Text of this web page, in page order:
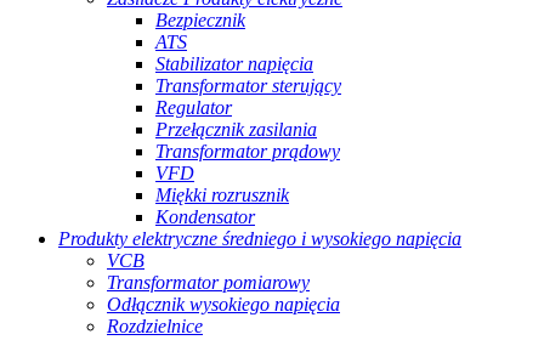
Bezpiecznik
ATS
Stabilizator napięcia
Transformator sterujący
Regulator
Przełącznik zasilania
Transformator prądowy
VFD
Miękki rozrusznik
Kondensator
Produkty elektryczne średniego i wysokiego napięcia
VCB
Transformator pomiarowy
Odłącznik wysokiego napięcia
Rozdzielnice